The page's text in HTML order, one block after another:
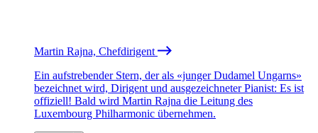
Martin Rajna, Chefdirigent
Ein aufstrebender Stern, der als «junger Dudamel Ungarns»
bezeichnet wird, Dirigent und ausgezeichneter Pianist: Es ist
offiziell! Bald wird Martin Rajna die Leitung des
Luxembourg Philharmonic übernehmen.